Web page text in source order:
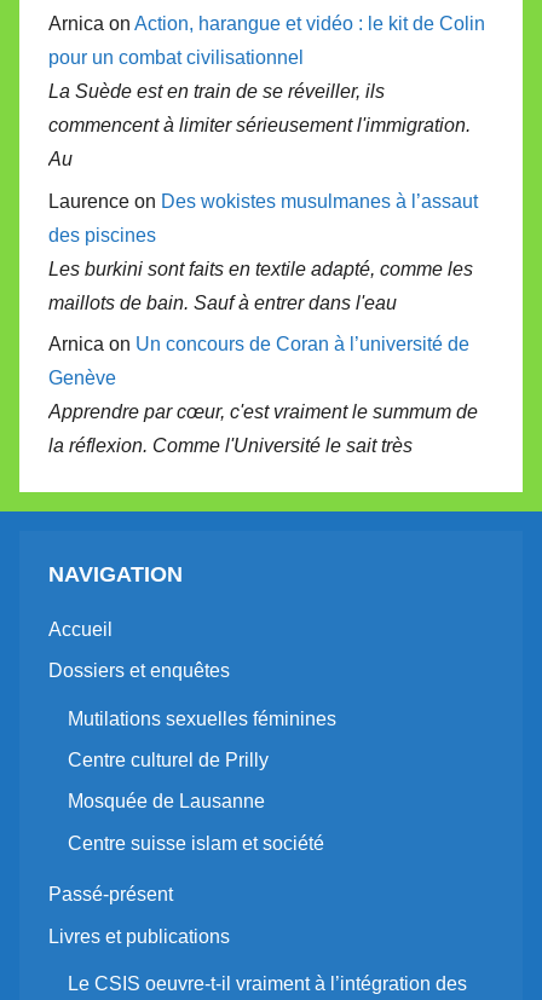
Arnica on Action, harangue et vidéo : le kit de Colin
pour un combat civilisationnel
La Suède est en train de se réveiller, ils
commencent à limiter sérieusement l'immigration.
Au
Laurence on Des wokistes musulmanes à l’assaut
des piscines
Les burkini sont faits en textile adapté, comme les
maillots de bain. Sauf à entrer dans l'eau
Arnica on Un concours de Coran à l’université de
Genève
Apprendre par cœur, c'est vraiment le summum de
la réflexion. Comme l'Université le sait très
NAVIGATION
Accueil
Dossiers et enquêtes
Mutilations sexuelles féminines
Centre culturel de Prilly
Mosquée de Lausanne
Centre suisse islam et société
Passé-présent
Livres et publications
Le CSIS oeuvre-t-il vraiment à l’intégration des